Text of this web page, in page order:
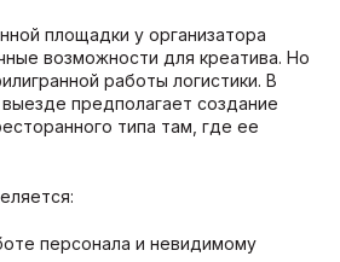
площадки у организатора
возможности для креатива. Но
работы логистики. В
предполагает создание
типа там, где ее
персонала и невидимому